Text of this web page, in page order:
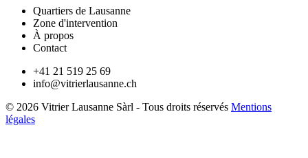
Quartiers de Lausanne
Zone d'intervention
À propos
Contact
+41 21 519 25 69
info@vitrierlausanne.ch
© 2026 Vitrier Lausanne Sàrl - Tous droits réservés Mentions
légales